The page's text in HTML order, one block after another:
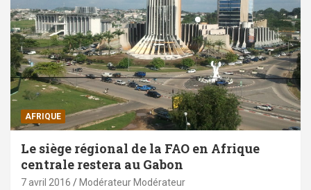
AFRIQUE
Le siège régional de la FAO en Afrique
centrale restera au Gabon
7 avril 2016 Modérateur Modérateur